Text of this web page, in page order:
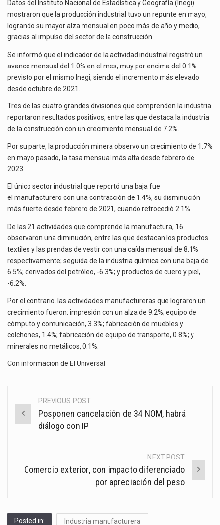
El gobierno de Estados Unidos anunciará un arancel del 15 % sobre los productos fabricados…
El Departamento de Agricultura de Estados Unidos (USDA) suspendió el 5 de agosto de 2026…
MAYO,
EL
MAYOR
EN
Y
MEDIO
Datos del Instituto Nacional de Estadística y Geografía (Inegi)
mostraron que la producción industrial tuvo un repunte en mayo,
logrando su mayor alza mensual en poco más de año y medio,
gracias al impulso del sector de la construcción.
Se informó que el indicador de la actividad industrial registró un
avance mensual del 1.0% en el mes, muy por encima del 0.1%
previsto por el mismo Inegi, siendo el incremento más elevado
desde octubre de 2021.
Tres de las cuatro grandes divisiones que comprenden la industria
reportaron resultados positivos, entre las que destaca la industria
de la construcción con un crecimiento mensual de 7.2%.
Por su parte, la producción minera observó un crecimiento de 1.7%
en mayo pasado, la tasa mensual más alta desde febrero de
2023.
El único sector industrial que reportó una baja fue
el manufacturero con una contracción de 1.4%, su disminución
más fuerte desde febrero de 2021, cuando retrocedió 2.1%.
De las 21 actividades que comprende la manufactura, 16
observaron una diminución, entre las que destacan los productos
textiles y las prendas de vestir con una caída mensual de 8.1%
respectivamente; seguida de la industria química con una baja de
6.5%; derivados del petróleo, -6.3%; y productos de cuero y piel,
-6.2%.
Por el contrario, las actividades manufactureras que lograron un
crecimiento fueron: impresión con un alza de 9.2%; equipo de
cómputo y comunicación, 3.3%; fabricación de muebles y
colchones, 1.4%; fabricación de equipo de transporte, 0.8%; y
minerales no metálicos, 0.1%.
Con información de El Universal
Post
navigation
PREVIOUS POST
Posponen cancelación de 34 NOM, habrá
diálogo con IP
NEXT POST
Comercio exterior, con impacto diferenciado
por apreciación del peso
Posted in: Industria manufacturera